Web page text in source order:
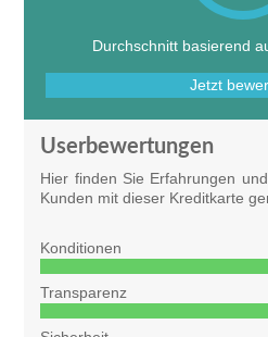
Durchschnitt basierend
Jetzt
Userbewertungen
Hier finden Sie Erfahrungen
Kunden mit dieser Kreditkarte
Konditionen
Transparenz